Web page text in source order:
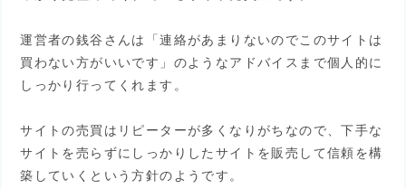
運営者の銭谷さんは「連絡があまりないのでこのサイトは
買わない方がいいです」のようなアドバイスまで個人的に
しっかり行ってくれます。
サイトの売買はリピーターが多くなりがちなので、下手な
サイトを売らずにしっかりしたサイトを販売して信頼を構
築していくという方針のようです。